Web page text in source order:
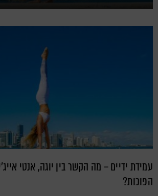
עמידת ידיים – מה הקשר בין יוגה, אנטי
הפוכות?